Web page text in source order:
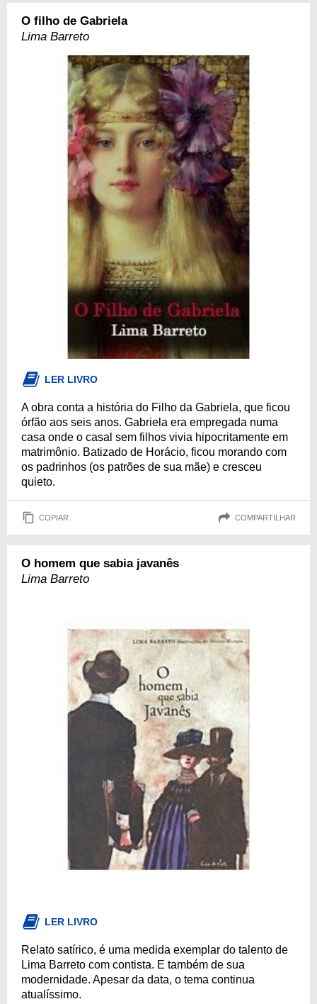
O filho de Gabriela
Lima Barreto
LER LIVRO
A obra conta a história do Filho da Gabriela, que ficou
órfão aos seis anos. Gabriela era empregada numa
casa onde o casal sem filhos vivia hipocritamente em
matrimônio. Batizado de Horácio, ficou morando com
os padrinhos (os patrões de sua mãe) e cresceu
quieto.
COPIAR COMPARTILHAR
O homem que sabia javanês
Lima Barreto
LER LIVRO
Relato satírico, é uma medida exemplar do talento de
Lima Barreto com contista. E também de sua
modernidade. Apesar da data, o tema continua
atualíssimo.